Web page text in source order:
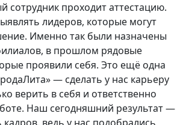
сотрудник проходит аттестацию.
лидеров, которые могут
Именно так были назначены
в прошлом рядовые
проявили себя. Это ещё одна
— сделать у нас карьеру
верить в себя и ответственно
Наш сегодняшний результат —